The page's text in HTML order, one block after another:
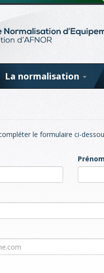
La normalisation
le formulaire ci-
Prénom